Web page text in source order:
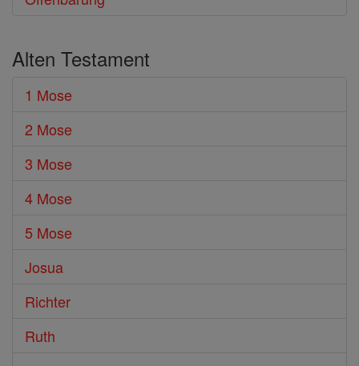
Alten Testament
1 Mose
2 Mose
3 Mose
4 Mose
5 Mose
Josua
Richter
Ruth